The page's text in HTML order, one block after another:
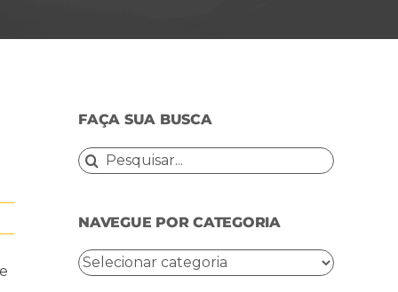
FAÇA SUA BUSCA
Buscar
NAVEGUE POR CATEGORIA
NAVEGUE